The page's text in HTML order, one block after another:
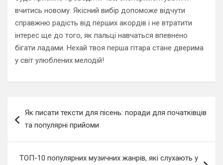
вчитись новому. Якісний вибір допоможе відчути
справжню радість від перших акордів і не втратити
інтерес ще до того, як пальці навчаться впевнено
бігати ладами. Нехай твоя перша гітара стане дверима
у світ улюблених мелодій!
по
Як писати тексти для пісень: поради для початківців
та популярні прийоми
ТОП-10 популярних музичних жанрів, які слухають у